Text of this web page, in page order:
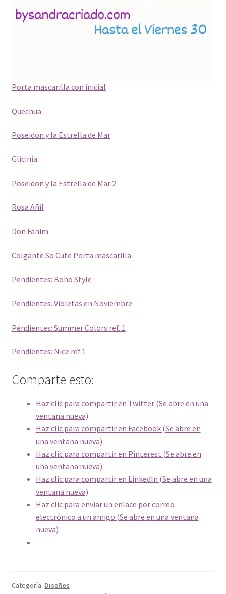
Porta mascarilla con inicial
Quechua
Poseidon y la Estrella de Mar
Glicinia
Poseidon y la Estrella de Mar 2
Rosa Añil
Don Fahim
Colgante So Cute Porta mascarilla
Pendientes: Boho Style
Pendientes. Violetas en Noviembre
Pendientes: Summer Colors ref. 1
Pendientes: Nice ref.1
Comparte esto:
Haz clic para compartir en Twitter (Se abre en una
ventana nueva)
Haz clic para compartir en Facebook (Se abre en
una ventana nueva)
Haz clic para compartir en Pinterest (Se abre en
una ventana nueva)
Haz clic para compartir en LinkedIn (Se abre en una
ventana nueva)
Haz clic para enviar un enlace por correo
electrónico a un amigo (Se abre en una ventana
nueva)
Categoría: Diseños